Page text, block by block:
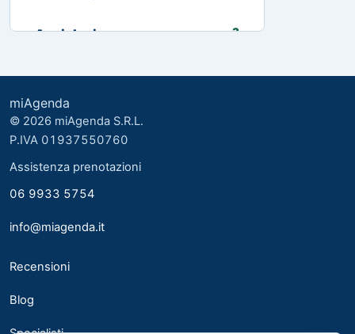
Angiologia 3
Biologo nutrizionista 13
Cardiologia
Chirurgia Generale
6
miAgenda
© 2026 miAgenda S.R.L.
P.IVA 01937550760
Assistenza prenotazioni
06 9933 5754
info@miagenda.it
Recensioni
Blog